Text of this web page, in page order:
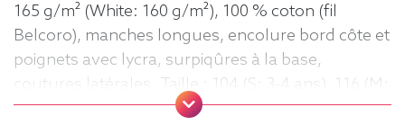
165 g/m² (White: 160 g/m²), 100 % coton (fil
Belcoro), manches longues, encolure bord côte et
poignets avec lycra, surpiqûres à la base,
coutures latérales. Taille : 104 (S: 3-4 ans), 116 (M:
5-6 ans), 128 (L: 7-8 ans), 140 (XL: 9-11 ans), 152